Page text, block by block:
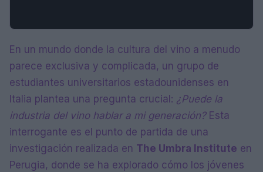
En un mundo donde la cultura del vino a menudo
parece exclusiva y complicada, un grupo de
estudiantes universitarios estadounidenses en
Italia plantea una pregunta crucial: ¿Puede la
industria del vino hablar a mi generación?Esta
interrogante es el punto de partida de una
investigación realizada en The Umbra Institute en
Perugia, donde se ha explorado cómo los jóvenes